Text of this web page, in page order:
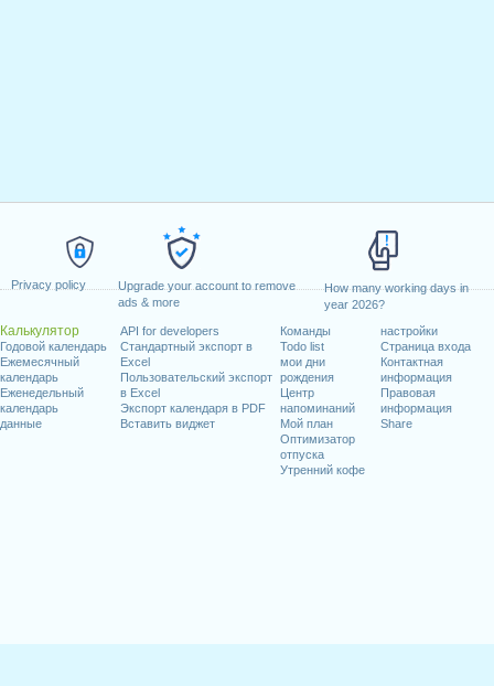
Privacy policy
Upgrade your account to remove
ads & more
How many working days in
year 2026?
Калькулятор
Годовой календарь
Ежемесячный
календарь
Еженедельный
календарь
данные
API for developers
Стандартный экспорт в
Excel
Пользовательский экспорт
в Excel
Экспорт календаря в PDF
Вставить виджет
Команды
Todo list
мои дни
рождения
Центр
напоминаний
Мой план
Оптимизатор
отпуска
Утренний кофе
настройки
Страница входа
Контактная
информация
Правовая
информация
Share